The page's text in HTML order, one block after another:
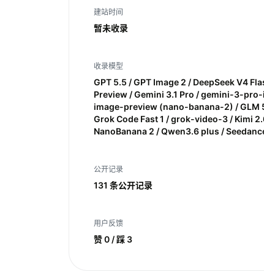
建站时间
暂未收录
收录模型
GPT 5.5 / GPT Image 2 / DeepSeek V4
Preview / Gemini 3.1 Pro / gemini-3-
image-preview (nano-banana-2) / GLM
Grok Code Fast 1 / grok-video-3 / Kimi
NanoBanana 2 / Qwen3.6 plus /
公开记录
131 条公开记录
用户反馈
赞 0 / 踩 3